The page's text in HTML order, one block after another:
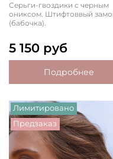
Серьги-гвоздики с черным
ониксом. Штифтоввый
(бабочка).
5 150 руб
Подробнее
Лимитировано
Предзаказ